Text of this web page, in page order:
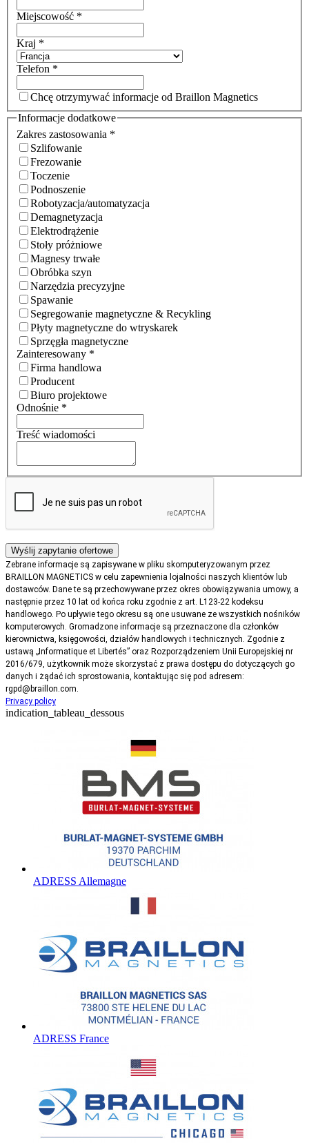
Miejscowość *
Kraj *
Telefon *
Chcę otrzymywać informacje od Braillon Magnetics
Informacje dodatkowe
Zakres zastosowania *
Szlifowanie
Frezowanie
Toczenie
Podnoszenie
Robotyzacja/automatyzacja
Demagnetyzacja
Elektrodrążenie
Stoły próżniowe
Magnesy trwałe
Obróbka szyn
Narzędzia precyzyjne
Spawanie
Segregowanie magnetyczne & Recykling
Płyty magnetyczne do wtryskarek
Sprzęgła magnetyczne
Zainteresowany *
Firma handlowa
Producent
Biuro projektowe
Odnośnie *
Treść wiadomości
Zebrane informacje są zapisywane w pliku skomputeryzowanym przez
BRAILLON MAGNETICS w celu zapewnienia lojalności naszych klientów lub
dostawców. Dane te są przechowywane przez okres obowiązywania umowy, a
następnie przez 10 lat od końca roku zgodnie z art. L123-22 kodeksu
handlowego. Po upływie tego okresu są one usuwane ze wszystkich nośników
komputerowych. Gromadzone informacje są przeznaczone dla członków
kierownictwa, księgowości, działów handlowych i technicznych. Zgodnie z
ustawą „Informatique et Libertés” oraz Rozporządzeniem Unii Europejskiej nr
2016/679, użytkownik może skorzystać z prawa dostępu do dotyczących go
danych i żądać ich sprostowania, kontaktując się pod adresem:
rgpd@braillon.com.
Privacy policy
indication_tableau_dessous
ADRESS Allemagne
ADRESS France